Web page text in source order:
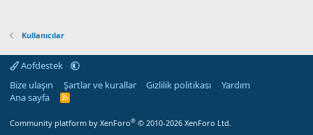
Kullanıcılar
Aofdestek
Bize ulaşın
Şartlar ve kurallar Gizlilik politikası
Yardım
Ana sayfa
R
Community platform by XenForo® © 2010-2026 XenForo Ltd.